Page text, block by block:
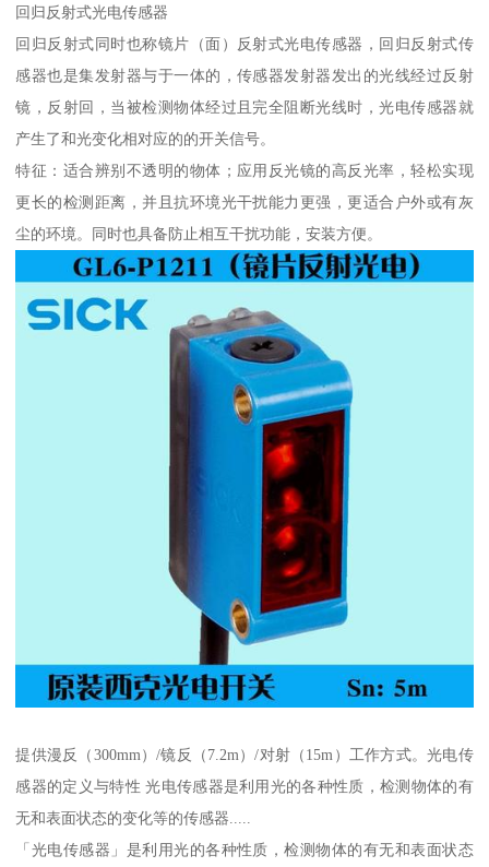
回归反射式光电传感器
回归反射式同时也称镜片（面）反射式光电传感器，回归反射式传
感器也是集发射器与于一体的，传感器发射器发出的光线经过反射
镜，反射回，当被检测物体经过且完全阻断光线时，光电传感器就
产生了和光变化相对应的的开关信号。
特征：适合辨别不透明的物体；应用反光镜的高反光率，轻松实现
更长的检测距离，并且抗环境光干扰能力更强，更适合户外或有灰
尘的环境。同时也具备防止相互干扰功能，安装方便。
提供漫反（300mm）/镜反（7.2m）/对射（15m）工作方式。光电传
感器的定义与特性 光电传感器是利用光的各种性质，检测物体的有
无和表面状态的变化等的传感器.....
「光电传感器」是利用光的各种性质，检测物体的有无和表面状态